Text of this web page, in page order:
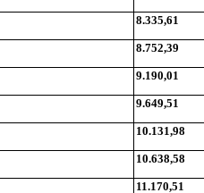
8.335,61
8.752,39
9.190,01
9.649,51
10.131,98
10.638,58
11.170,51